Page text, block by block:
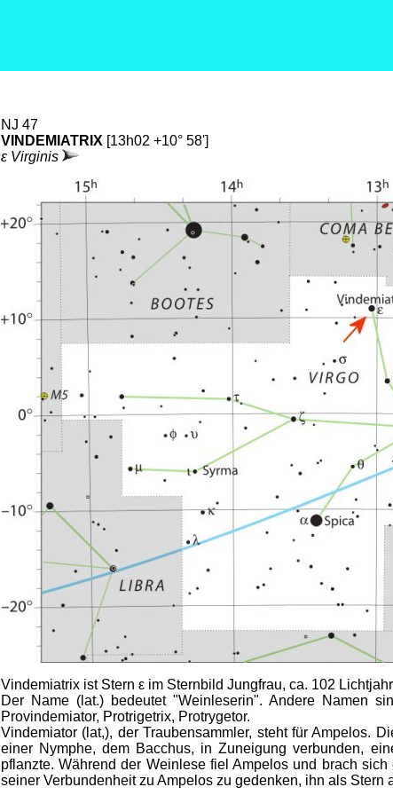
NJ 47
VINDEMIATRIX [13h02 +10° 58']
ε Virginis
Vindemiatrix ist Stern ε im Sternbild Jungfrau, ca. 102
Der Name (lat.) bedeutet "Weinleserin". Andere Namen
Provindemiator, Protrigetrix, Protrygetor.
Vindemiator (lat,), der Traubensammler, steht für Ampelos.
einer Nymphe, dem Bacchus, in Zuneigung verbunden,
pflanzte. Während der Weinlese fiel Ampelos und brach
seiner Verbundenheit zu Ampelos zu gedenken, ihn als Stern